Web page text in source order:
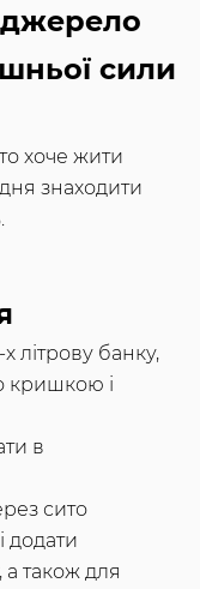
сили
хоче жити
знаходити
літрову банку,
кришкою і
в
сито
додати
також для